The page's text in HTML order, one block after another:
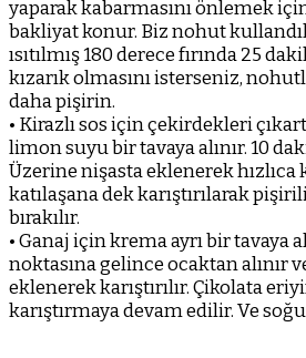
yaparak kabarmasını önlemek
bakliyat konur. Biz nohut
ısıtılmış 180 derece fırında 25
kızarık olmasını isterseniz,
daha pişirin.
• Kirazlı sos için çekirdekleri
limon suyu bir tavaya alınır. 10
Üzerine nişasta eklenerek hızlıca
katılaşana dek karıştırılarak
bırakılır.
• Ganaj için krema ayrı bir tavaya
noktasına gelince ocaktan alınır
eklenerek karıştırılır. Çikolata
karıştırmaya devam edilir. Ve